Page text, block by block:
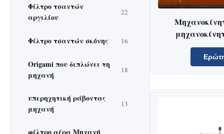
Φίλτρο τσαντών
αργιλίου
22
Φίλτρο τσαντών σκόνης 16
Origami που διπλώνει τη
μηχανή
18
υπερηχητική ράβοντας
μηχανή
13
φίλτρο αέρα Μηχανή